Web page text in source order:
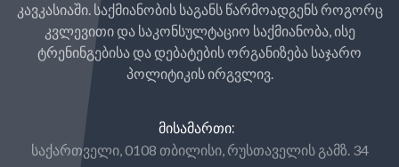
კავკასიაში. საქმიანობის საგანს წარმოადგენს როგორც
კვლევითი და საკონსულტაციო საქმიანობა, ისე
ტრენინგებისა და დებატების ორგანიზება საჯარო
პოლიტიკის ირგვლივ.
ᲛᲘᲡᲐᲛᲐᲠᲗᲘ:
საქართველი, 0108 თბილისი, რუსთაველის გამზ. 34